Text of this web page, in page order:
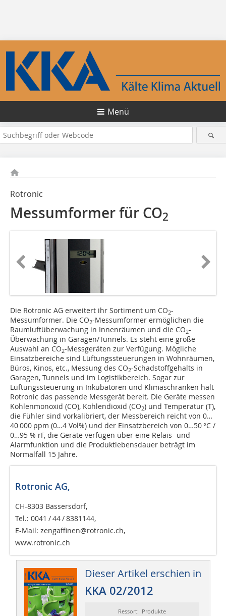
Menü
Rotronic
Messumformer für CO2
Die Rotronic AG erweitert ihr Sortiment um CO2-
Messumformer. Die CO2-Messumformer ermöglichen die
Raumluft­überwachung in Innenräumen und die CO2-
Überwachung in Garagen/Tunnels. Es steht eine große
Auswahl an CO2-Messgeräten zur Verfügung. Mögliche
Einsatzbereiche sind Lüftungssteuerungen in Wohnräumen,
Büros, Kinos, etc., Messung des CO2-Schadstoffgehalts in
Garagen, Tunnels und im Logis­tikbereich. Sogar zur
Lüftungssteuerung in Inkubatoren und Klimaschränken hält
Rotronic das passende Messgerät bereit. Die Geräte messen
Kohlenmonoxid (CO), Kohlendioxid (CO2) und Temperatur (T),
die Fühler sind vorkalibriert, der Messbereich reicht von 0…
40 000 ppm (0…4 Vol%) und der Einsatzbereich von 0…50 °C /
0…95 % rF, die Geräte verfügen über eine Relais- und
Alarmfunktion und die Produktlebensdauer beträgt im
Normalfall 15 Jahre.
Rotronic AG,
CH-8303 Bassersdorf,
Tel.: 0041 / 44 / 8381144,
E-Mail: zengaffinen@rotronic.ch,
www.rotronic.ch
Dieser Artikel erschien in
KKA 02/2012
Ressort: Produkte